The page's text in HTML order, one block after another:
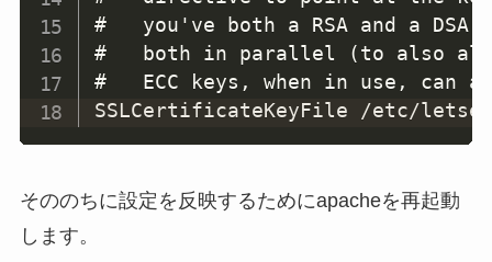
#   you've both a RSA and a
#   both in parallel (to also
#   ECC keys, when in use, can
SSLCertificateKeyFile /etc/
そののちに設定を反映するためにapacheを再起動
します。